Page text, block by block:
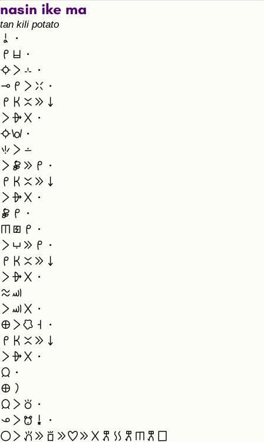
nasin ike ma
tan kili potato
a.
mi open.
suno li sin.
lape mi li weka.
mi ken ante e ni
li alasa ala.
suno wawa.
seli li lon
li jaki e mi.
mi ken ante e ni
li alasa ala.
jaki mi.
sijelo pakala mi.
li anpa e mi.
mi ken ante e ni
li alasa ala.
telo sewi
li sewi ala.
ma li ko taso.
mi ken ante e ni
li alasa ala.
jan.
ma la
jan li toki.
ona li mu kin.
ijo li pana e sona e pilin e ala kepeken kon kepeken sijelo kepeken lipu